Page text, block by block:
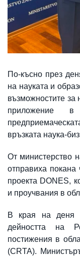
По-късно през
на науката и
възможностите за
приложение в
връзката наука-
От министерство
отправиха
проекта DONES,
и проучвания в
В края на деня
дейността на
постижения в
(CRTA).